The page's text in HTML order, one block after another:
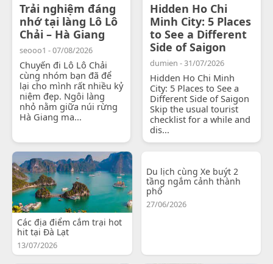
Trải nghiệm đáng
nhớ tại làng Lô Lô
Chải – Hà Giang
seooo1 - 07/08/2026
Chuyến đi Lô Lô Chải
cùng nhóm bạn đã để
lại cho mình rất nhiều kỷ
niệm đẹp. Ngôi làng
nhỏ nằm giữa núi rừng
Hà Giang ma...
Hidden Ho Chi
Minh City: 5 Places
to See a Different
Side of Saigon
dumien - 31/07/2026
Hidden Ho Chi Minh
City: 5 Places to See a
Different Side of Saigon
Skip the usual tourist
checklist for a while and
dis...
Các địa điểm cắm trại hot
hit tại Đà Lạt
13/07/2026
Du lịch cùng Xe buýt 2
tầng ngắm cảnh thành
phố
27/06/2026